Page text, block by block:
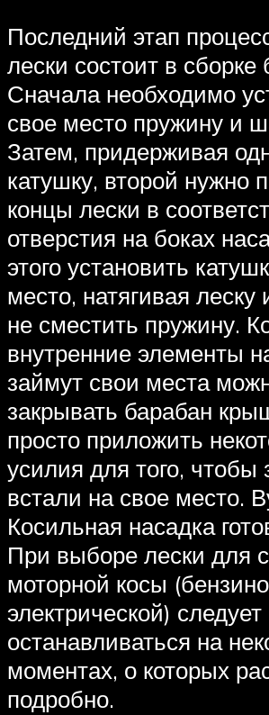
Последний этап
лески состоит в сборке
Сначала необходимо
свое место пружину и
Затем, придерживая
катушку, второй нужно
концы лески в
отверстия на боках
этого установить
место, натягивая леску
не сместить пружину.
внутренние элементы
займут свои места
закрывать барабан
просто приложить
усилия для того, чтобы
встали на свое место.
Косильная насадка
При выборе лески для
моторной косы
электрической) следует
останавливаться на
моментах, о которых
подробно.